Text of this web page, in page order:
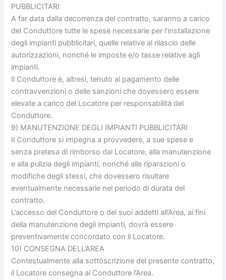
PUBBLICITARI
A far data dalla decorrenza del contratto, saranno a carico
del Conduttore tutte le spese necessarie per l’installazione
degli impianti pubblicitari, quelle relative al rilascio delle
autorizzazioni, nonché le imposte e/o tasse relative agli
impianti.
Il Conduttore è, altresì, tenuto al pagamento delle
contravvenzioni o delle sanzioni che dovessero essere
elevate a carico del Locatore per responsabilità del
Conduttore.
9) MANUTENZIONE DEGLI IMPIANTI PUBBLICITARI
Il Conduttore si impegna a provvedere, a sue spese e
senza pretesa di rimborso dal Locatore, alla manutenzione
e alla pulizia degli impianti, nonché alle riparazioni o
modifiche degli stessi, che dovessero risultare
eventualmente necessarie nel periodo di durata del
contratto.
L’accesso del Conduttore o dei suoi addetti all’Area, ai fini
della manutenzione degli impianti, dovrà essere
preventivamente concordato con il Locatore.
10) CONSEGNA DELL’AREA
Contestualmente alla sottoscrizione del presente contratto,
il Locatore consegna al Conduttore l’Area.